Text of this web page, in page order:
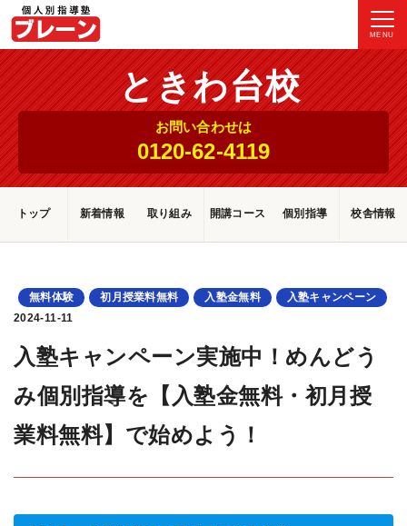
MENU
ときわ台校
お問い合わせは
0120-62-4119
トップ 新着情報 取り組み 開講コース 個別指導 校舎情報
無料体験 初月授業料無料 入塾金無料
入塾キャンペーン
2024-11-11
入塾キャンペーン実施中！めんどう
み個別指導を【入塾金無料・初月授
業料無料】で始めよう！